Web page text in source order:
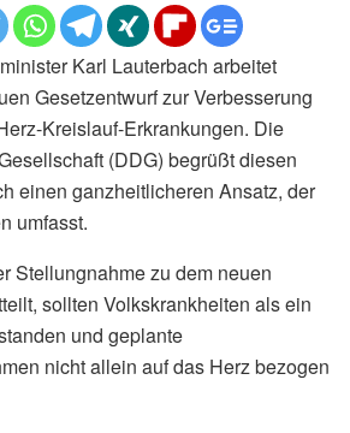
Karl Lauterbach arbeitet
Gesetzentwurf zur Verbesserung
Kreislauf-Erkrankungen. Die
(DDG) begrüßt diesen
einen ganzheitlicheren Ansatz, der
umfasst.
Stellungnahme zu dem neuen
sollten Volkskrankheiten als ein
und geplante
nicht allein auf das Herz bezogen